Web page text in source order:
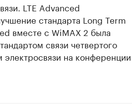
LTE Advanced
стандарта Long Term
вместе с WiMAX 2 была
связи четвертого
на конференции